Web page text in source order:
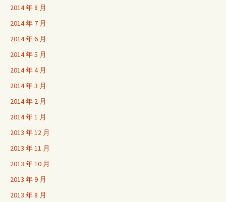
2014 年 8 月
2014 年 7 月
2014 年 6 月
2014 年 5 月
2014 年 4 月
2014 年 3 月
2014 年 2 月
2014 年 1 月
2013 年 12 月
2013 年 11 月
2013 年 10 月
2013 年 9 月
2013 年 8 月